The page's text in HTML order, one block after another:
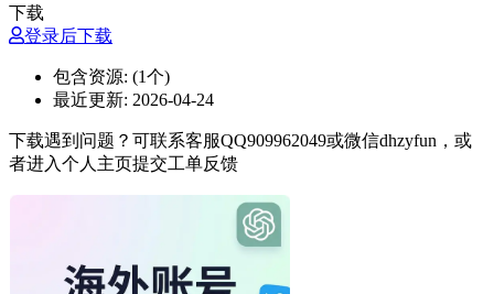
下载
登录后下载
包含资源: (1个)
最近更新: 2026-04-24
下载遇到问题？可联系客服QQ909962049或微信dhzyfun，或
者进入个人主页提交工单反馈